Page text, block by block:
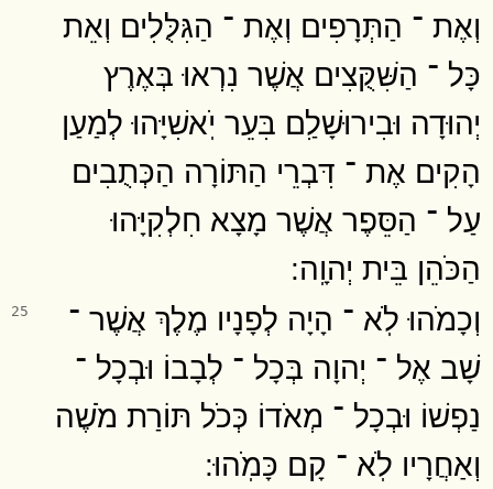
וְאֶת ־ הַתְּרָפִים וְאֶת ־ הַגִּלֻּלִים וְאֵת
כָּל ־ הַשִּׁקֻּצִים אֲשֶׁר נִרְאוּ בְּאֶרֶץ
יְהוּדָה וּבִירוּשָׁלִַם בִּעֵר יֹֽאשִׁיָּהוּ לְמַעַן
הָקִים אֶת ־ דִּבְרֵי הַתּוֹרָה הַכְּתֻבִים
עַל ־ הַסֵּפֶר אֲשֶׁר מָצָא חִלְקִיָּהוּ
הַכֹּהֵן בֵּית יְהוָֽה ׃
25
וְכָמֹהוּ לֹֽא ־ הָיָה לְפָנָיו מֶלֶךְ אֲשֶׁר ־
שָׁב אֶל ־ יְהוָה בְּכָל ־ לְבָבוֹ וּבְכָל ־
נַפְשׁוֹ וּבְכָל ־ מְאֹדוֹ כְּכֹל תּוֹרַת מֹשֶׁה
וְאַחֲרָיו לֹֽא ־ קָם כָּמֹֽהוּ ׃